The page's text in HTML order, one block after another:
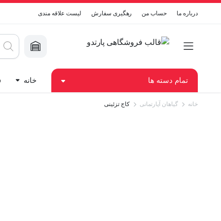
درباره ما حساب من رهگیری سفارش لیست علاقه مندی
Products
search
تمام دسته ها خانه
خانه گیاهان آپارتمانی کاج تزئینی